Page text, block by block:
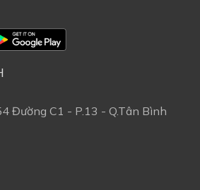
Đường C1 - P.13 - Q.Tân Bình